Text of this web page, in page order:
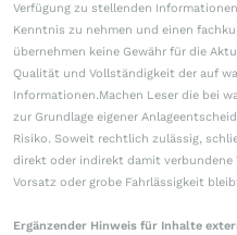
Verfügung zu stellenden
Kenntnis zu nehmen und einen
übernehmen keine Gewähr für die
Qualität und Vollständigkeit der auf
Informationen.Machen Leser die bei
zur Grundlage eigener
Risiko. Soweit rechtlich zulässig,
direkt oder indirekt damit verbundene
Vorsatz oder grobe Fahrlässigkeit
Ergänzender Hinweis für Inhalte